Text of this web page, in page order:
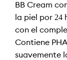
BB Cream
la piel por 24
con el
Contiene
suavemente